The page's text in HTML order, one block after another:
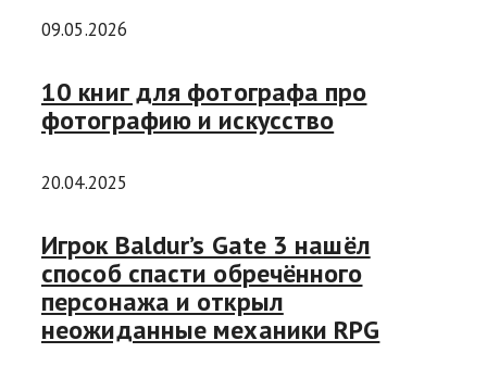
09.05.2026
10 книг для фотографа про
фотографию и искусство
20.04.2025
Игрок Baldur’s Gate 3 нашёл
способ спасти обречённого
персонажа и открыл
неожиданные механики RPG